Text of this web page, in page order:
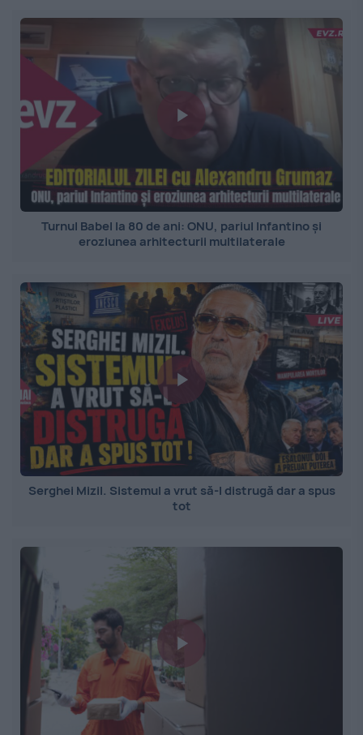
Turnul Babel la 80 de ani: ONU, pariul Infantino și
eroziunea arhitecturii multilaterale
Serghei Mizil. Sistemul a vrut să-l distrugă dar a spus
tot